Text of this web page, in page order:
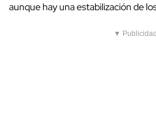
aunque hay una estabilización de
▼ Publicidad